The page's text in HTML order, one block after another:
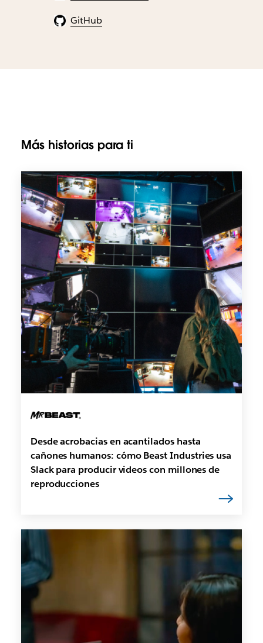
GitHub
Más historias para ti
Desde acrobacias en acantilados hasta
cañones humanos: cómo Beast Industries usa
Slack para producir videos con millones de
reproducciones